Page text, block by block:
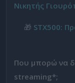
Νικητής
🎁 STX500:
Που μπορώ να
streaming*;